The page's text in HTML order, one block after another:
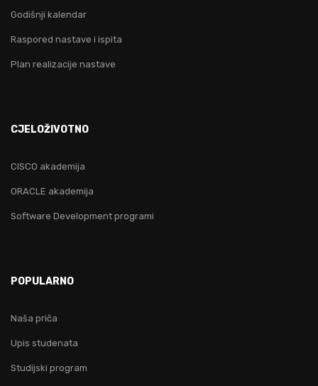
Godišnji kalendar
Raspored nastave i ispita
Plan realizacije nastave
CJELOŽIVOTNO
CISCO akademija
ORACLE akademija
Software Development programi
POPULARNO
Naša priča
Upis studenata
Studijski program